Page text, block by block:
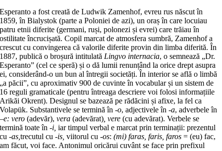
Esperanto a fost creată de Ludwik Zamenhof, evreu rus născut în
1859, în Bialystok (parte a Poloniei de azi), un oraș în care locuiau
patru etnii diferite (germani, ruși, polonezi și evrei) care trăiau în
ostilitate încrucișată. Copil marcat de atmosfera sumbră, Zamenhof a
crescut cu convingerea că valorile diferite provin din limba diferită. În
1887, publică o broșură intitulatăLingvo internacia, o semnează „Dr.
Esperanto” (cel ce speră) și o dă lumii renunțând la orice drept asupra
ei, considerând-o un bun al întregii societăți. În interior se află o limbă
„a păcii”, cu aproximativ 900 de cuvinte în vocabular și un sistem de
16 reguli gramaticale (pentru întreaga descriere voi folosi informațiile
Arikăi Okrent). Designul se bazează pe rădăcini și afixe, la fel ca
Volapük. Substantivele se termină în-o, adjectivele în-a, adverbele în
–e: vero (adevăr), vera (adevărat), vere (cu adevărat). Verbele se
termină toate în-i,iar timpul verbal e marcat prin terminații: prezentul
cu -as,trecutul cu -is,viitorul cu-os:(mi) faras, faris, faros = (eu) fac,
am făcut, voi face. Antonimul oricărui cuvânt se face prin prefixul